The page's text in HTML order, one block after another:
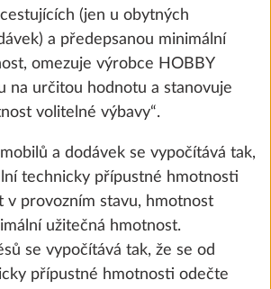
Přidat(jen u obytných
a předepsanou minimální
omezuje výrobce HOBBY
na určitou hodnotu a stanovuje
volitelné výbavy“.
a dodávek se vypočítává tak,
technicky přípustné hmotnosti
v provozním stavu, hmotnost
užitečná hmotnost.
se vypočítává tak, že se od
přípustné hmotnosti odečte